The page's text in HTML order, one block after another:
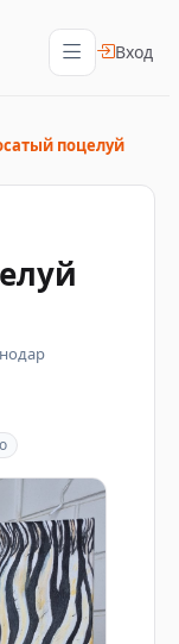
Вход
поцелуй